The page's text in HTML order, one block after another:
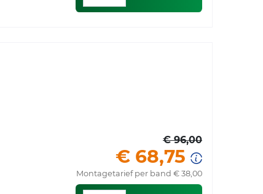
€ 96,00
€ 68,75
Montagetarief per band € 38,00